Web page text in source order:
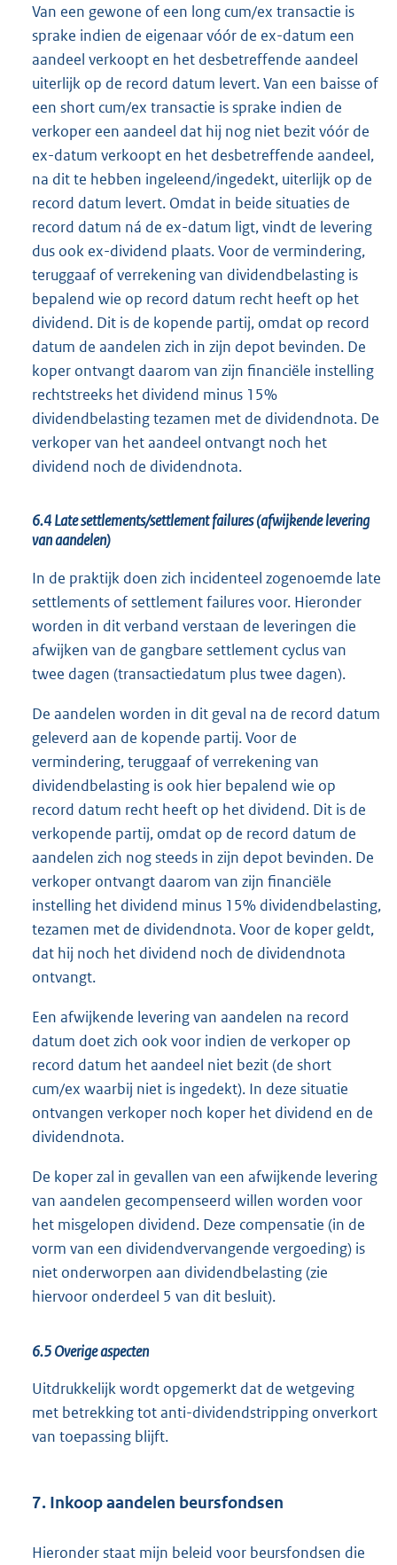
Van een gewone of een long cum/ex transactie is
sprake indien de eigenaar vóór de ex-datum een
aandeel verkoopt en het desbetreffende aandeel
uiterlijk op de record datum levert. Van een baisse of
een short cum/ex transactie is sprake indien de
verkoper een aandeel dat hij nog niet bezit vóór de
ex-datum verkoopt en het desbetreffende aandeel,
na dit te hebben ingeleend/ingedekt, uiterlijk op de
record datum levert. Omdat in beide situaties de
record datum ná de ex-datum ligt, vindt de levering
dus ook ex-dividend plaats. Voor de vermindering,
teruggaaf of verrekening van dividendbelasting is
bepalend wie op record datum recht heeft op het
dividend. Dit is de kopende partij, omdat op record
datum de aandelen zich in zijn depot bevinden. De
koper ontvangt daarom van zijn financiële instelling
rechtstreeks het dividend minus 15%
dividendbelasting tezamen met de dividendnota. De
verkoper van het aandeel ontvangt noch het
dividend noch de dividendnota.
6.4 Late settlements/settlement failures (afwijkende levering
van aandelen)
In de praktijk doen zich incidenteel zogenoemde late
settlements of settlement failures voor. Hieronder
worden in dit verband verstaan de leveringen die
afwijken van de gangbare settlement cyclus van
twee dagen (transactiedatum plus twee dagen).
De aandelen worden in dit geval na de record datum
geleverd aan de kopende partij. Voor de
vermindering, teruggaaf of verrekening van
dividendbelasting is ook hier bepalend wie op
record datum recht heeft op het dividend. Dit is de
verkopende partij, omdat op de record datum de
aandelen zich nog steeds in zijn depot bevinden. De
verkoper ontvangt daarom van zijn financiële
instelling het dividend minus 15% dividendbelasting,
tezamen met de dividendnota. Voor de koper geldt,
dat hij noch het dividend noch de dividendnota
ontvangt.
Een afwijkende levering van aandelen na record
datum doet zich ook voor indien de verkoper op
record datum het aandeel niet bezit (de short
cum/ex waarbij niet is ingedekt). In deze situatie
ontvangen verkoper noch koper het dividend en de
dividendnota.
De koper zal in gevallen van een afwijkende levering
van aandelen gecompenseerd willen worden voor
het misgelopen dividend. Deze compensatie (in de
vorm van een dividendvervangende vergoeding) is
niet onderworpen aan dividendbelasting (zie
hiervoor onderdeel 5 van dit besluit).
6.5 Overige aspecten
Uitdrukkelijk wordt opgemerkt dat de wetgeving
met betrekking tot anti-dividendstripping onverkort
van toepassing blijft.
7. Inkoop aandelen beursfondsen
Hieronder staat mijn beleid voor beursfondsen die